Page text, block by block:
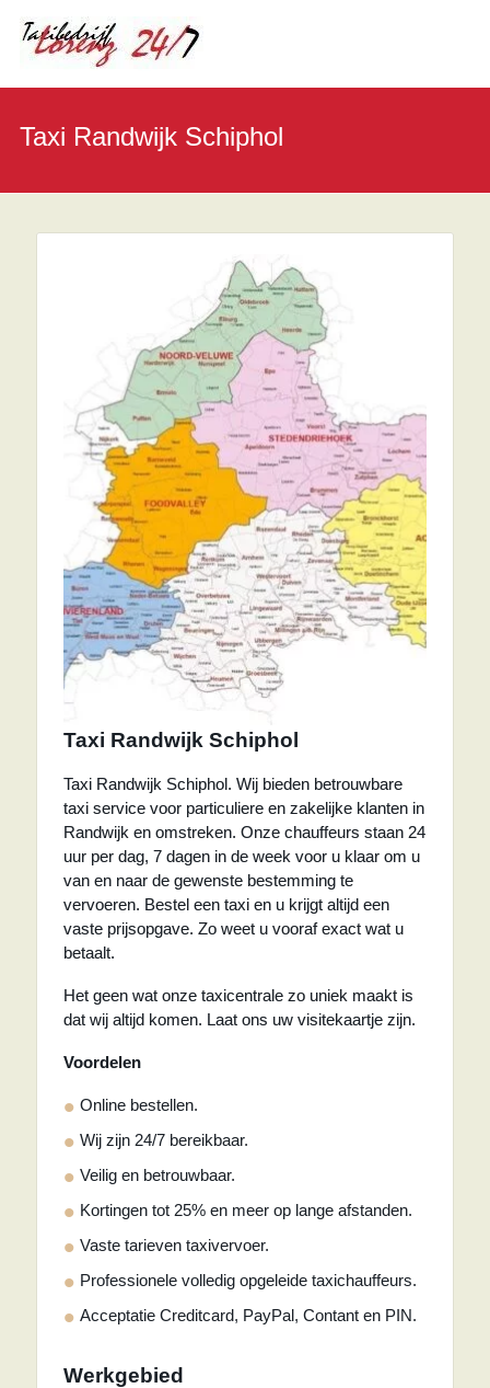
Taxi Randwijk Schiphol
Taxi Randwijk Schiphol
Taxi Randwijk Schiphol. Wij bieden betrouwbare
taxi service voor particuliere en zakelijke klanten in
Randwijk en omstreken. Onze chauffeurs staan 24
uur per dag, 7 dagen in de week voor u klaar om u
van en naar de gewenste bestemming te
vervoeren. Bestel een taxi en u krijgt altijd een
vaste prijsopgave. Zo weet u vooraf exact wat u
betaalt.
Het geen wat onze taxicentrale zo uniek maakt is
dat wij altijd komen. Laat ons uw visitekaartje zijn.
Voordelen
Online bestellen.
Wij zijn 24/7 bereikbaar.
Veilig en betrouwbaar.
Kortingen tot 25% en meer op lange afstanden.
Vaste tarieven taxivervoer.
Professionele volledig opgeleide taxichauffeurs.
Acceptatie Creditcard, PayPal, Contant en PIN.
Werkgebied